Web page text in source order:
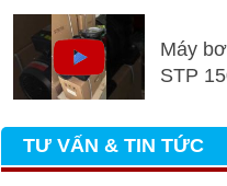
Máy
STP
TƯ VẤN & TIN TỨC